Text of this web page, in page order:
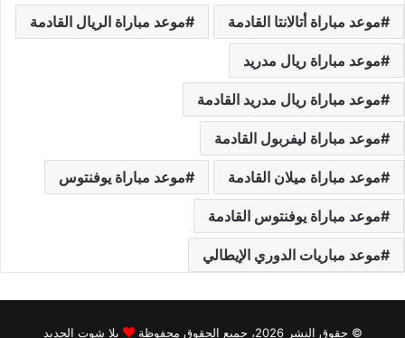
موعد مباراة أتالانتا القادمة موعد مباراة الريال القادمة
موعد مباراة ريال مدريد
موعد مباراة ريال مدريد القادمة
موعد مباراة ليفربول القادمة
موعد مباراة ميلان القادمة موعد مباراة يوفنتوس
موعد مباراة يوفنتوس القادمة
موعد مباريات الدوري الإيطالي
© حقوق النشر 2026، جميع الحقوق محفوظة يلا شوت الجديد